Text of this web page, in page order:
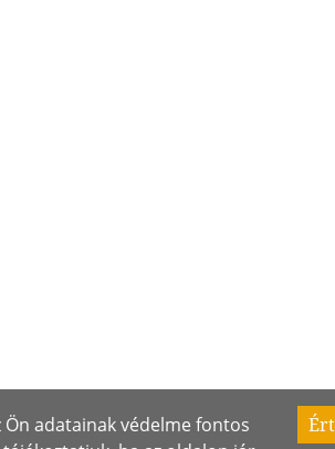
Ön adatainak védelme fontos